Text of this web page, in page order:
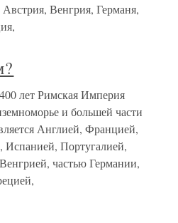
Венгрия, Германя,
лет Римская Империя
и большей части
Англией, Францией,
Испанией, Португалией,
частью Германии,